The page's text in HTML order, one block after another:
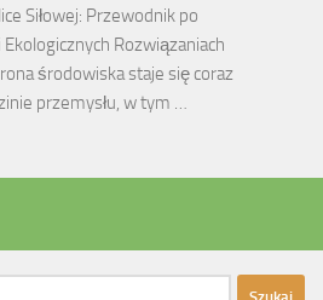
Siłowej: Przewodnik po
Rozwiązaniach
środowiska staje się coraz
przemysłu, w tym …